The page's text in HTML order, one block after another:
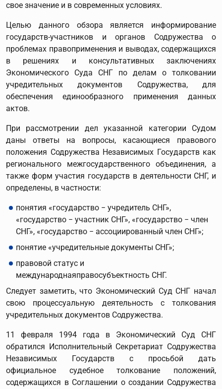
свое значение и в современных условиях.
Целью данного обзора является информирование
государств-участников и органов Содружества о
проблемах правоприменения и выводах, содержащихся
в решениях и консультативных заключениях
Экономического Суда СНГ по делам о толковании
учредительных документов Содружества, для
обеспечения единообразного применения данных
актов.
При рассмотрении дел указанной категории Судом
даны ответы на вопросы, касающиеся правового
положения Содружества Независимых Государств как
регионального межгосударственного объединения, а
также форм участия государств в деятельности СНГ, и
определены, в частности:
понятия «государство − учредитель СНГ»,
«государство − участник СНГ», «государство − член
СНГ», «государство − ассоциированный член СНГ»;
понятие «учредительные документы СНГ»;
правовой статус и
международнаяправосубъектность СНГ.
Следует заметить, что Экономический Суд СНГ начал
свою процессуальную деятельность с толкования
учредительных документов Содружества.
11 февраля 1994 года в Экономический Суд СНГ
обратился Исполнительный Секретариат Содружества
Независимых Государств с просьбой дать
официальное судебное толкование положений,
содержащихся в Соглашении о создании Содружества